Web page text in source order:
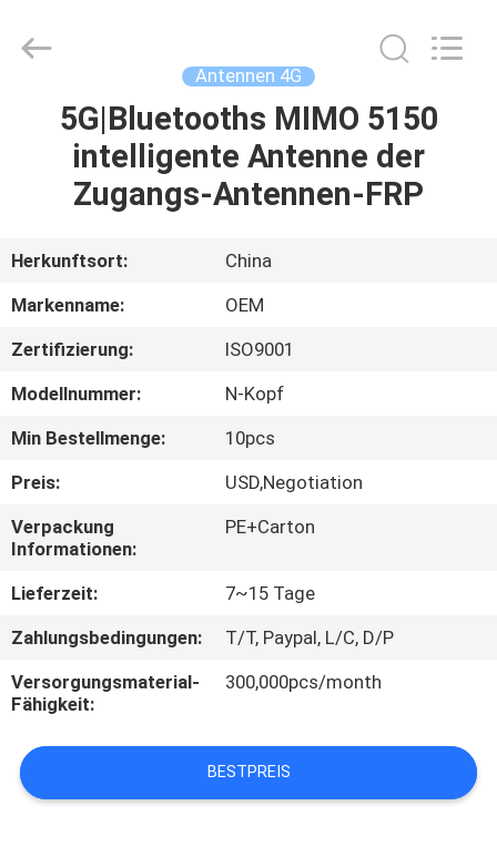
HAUS
PRODUKTE
ÜBER
UNS
FABRIK-
AUSFLUG
QUALITÄTSKONTROLLE
TRETEN
SIE
MIT
IN
VERBINDUNG
NACHRICHTEN
Fournisseur.
Copyright
antenna.com.
Antennen 4G
5G|Bluetooths MIMO 5150
intelligente Antenne der
Zugangs-Antennen-FRP
Herkunftsort:
China
Markenname:
OEM
Zertifizierung:
ISO9001
Modellnummer:
N-Kopf
Min Bestellmenge:
10pcs
Preis:
USD,Negotiation
Verpackung
Informationen:
PE+Carton
Lieferzeit:
7~15 Tage
Zahlungsbedingungen:
T/T, Paypal, L/C, D/P
Versorgungsmaterial-
Fähigkeit:
300,000pcs/month
BESTPREIS